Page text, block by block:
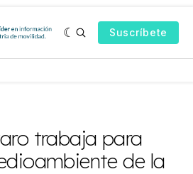
Suscríbete
trabaja para
de la